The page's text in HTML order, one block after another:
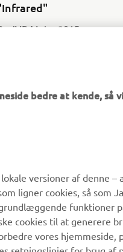
JVB Moto, 2015
Music
Racing
bedre at kende, så
versioner af denne –
ligner cookies, så som
funktioner
cookies til at generere
vores